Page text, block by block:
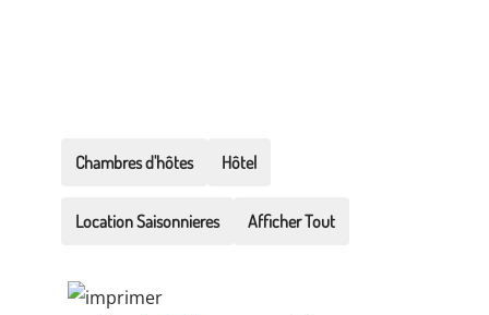
Chambres d'hôtes Hôtel
Location Saisonnieres Afficher Tout